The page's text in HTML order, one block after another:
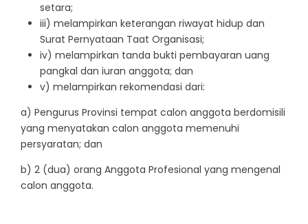
setara;
iii) melampirkan keterangan riwayat hidup dan
Surat Pernyataan Taat Organisasi;
iv) melampirkan tanda bukti pembayaran uang
pangkal dan iuran anggota; dan
v) melampirkan rekomendasi dari:
a) Pengurus Provinsi tempat calon anggota berdomisili
yang menyatakan calon anggota memenuhi
persyaratan; dan
b) 2 (dua) orang Anggota Profesional yang mengenal
calon anggota.